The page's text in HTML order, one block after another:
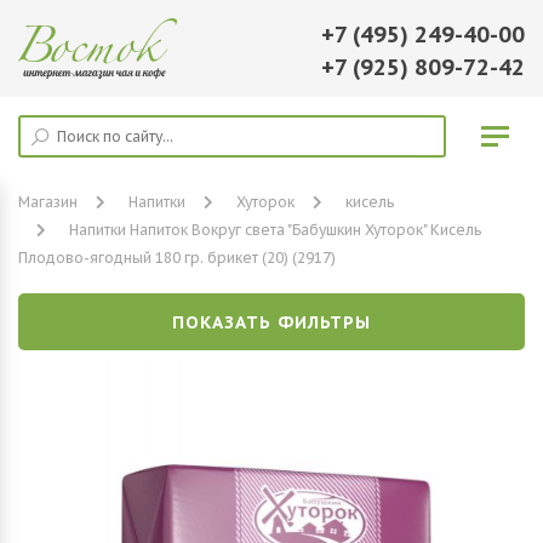
+7 (495) 249-40-00
+7 (925) 809-72-42
Магазин Напитки Хуторок
кисель
Напитки Напиток Вокруг света "Бабушкин Хуторок" Кисель
Плодово-ягодный 180 гр. брикет (20) (2917)
ПОКАЗАТЬ ФИЛЬТРЫ